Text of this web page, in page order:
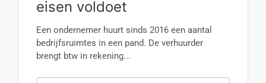
eisen voldoet
Een ondernemer huurt sinds 2016 een aantal
bedrijfsruimtes in een pand. De verhuurder
brengt btw in rekening...